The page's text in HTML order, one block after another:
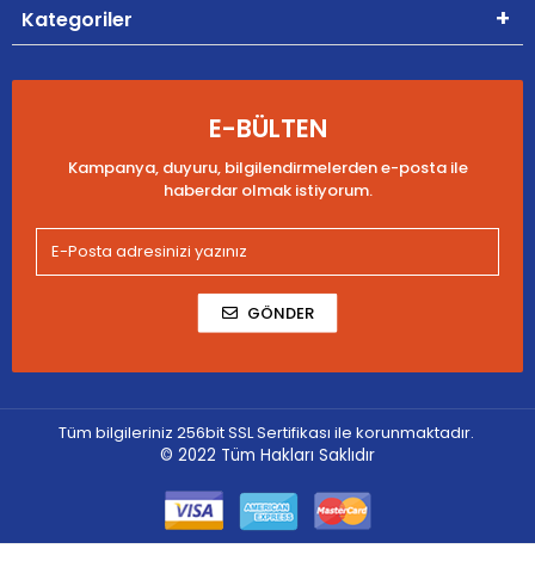
Kategoriler
E-BÜLTEN
Kampanya, duyuru, bilgilendirmelerden e-posta ile
haberdar olmak istiyorum.
GÖNDER
Tüm bilgileriniz 256bit SSL Sertifikası ile korunmaktadır.
© 2022 Tüm Hakları Saklıdır